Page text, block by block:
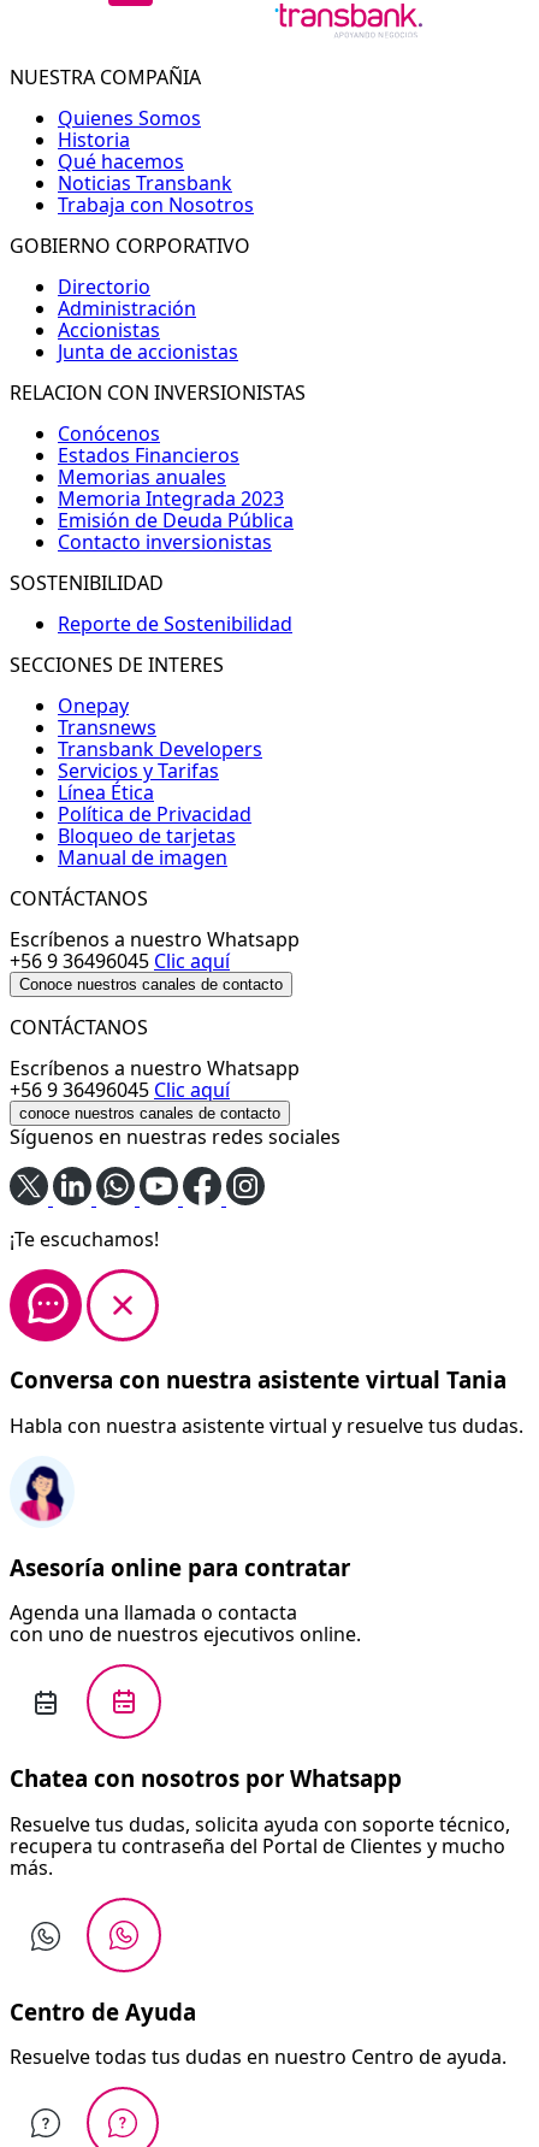
NUESTRA COMPAÑIA
Quienes Somos
Historia
Qué hacemos
Noticias Transbank
Trabaja con Nosotros
GOBIERNO CORPORATIVO
Directorio
Administración
Accionistas
Junta de accionistas
RELACION CON INVERSIONISTAS
Conócenos
Estados Financieros
Memorias anuales
Memoria Integrada 2023
Emisión de Deuda Pública
Contacto inversionistas
SOSTENIBILIDAD
Reporte de Sostenibilidad
SECCIONES DE INTERES
Onepay
Transnews
Transbank Developers
Servicios y Tarifas
Línea Ética
Política de Privacidad
Bloqueo de tarjetas
Manual de imagen
CONTÁCTANOS
Escríbenos a nuestro Whatsapp
+56 9 36496045 Clic aquí
Conoce nuestros canales de contacto
CONTÁCTANOS
Escríbenos a nuestro Whatsapp
+56 9 36496045 Clic aquí
conoce nuestros canales de contacto
Síguenos en nuestras redes sociales
¡Te escuchamos!
Conversa con nuestra asistente virtual Tania
Habla con nuestra asistente virtual y resuelve tus dudas.
Asesoría online para contratar
Agenda una llamada o contacta
con uno de nuestros ejecutivos online.
Chatea con nosotros por Whatsapp
Resuelve tus dudas, solicita ayuda con soporte técnico,
recupera tu contraseña del Portal de Clientes y mucho
más.
Centro de Ayuda
Resuelve todas tus dudas en nuestro Centro de ayuda.